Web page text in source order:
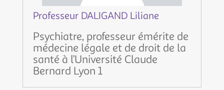
Professeur DALIGAND Liliane
Psychiatre, professeur émérite de
médecine légale et de droit de la
santé à l’Université Claude
Bernard Lyon 1